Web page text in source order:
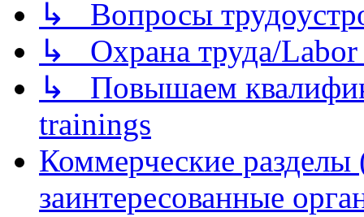
↳ Вопросы
↳ Охрана труда/Labor
↳ Повышаем
trainings
Коммерческие
заинтересованные